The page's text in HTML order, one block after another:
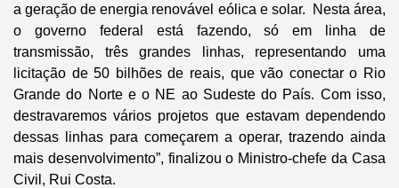
a geração de energia renovável eólica e solar. Nesta área,
o governo federal está fazendo, só em linha de
transmissão, três grandes linhas, representando uma
licitação de 50 bilhões de reais, que vão conectar o Rio
Grande do Norte e o NE ao Sudeste do País. Com isso,
destravaremos vários projetos que estavam dependendo
dessas linhas para começarem a operar, trazendo ainda
mais desenvolvimento”, finalizou o Ministro-chefe da Casa
Civil, Rui Costa.